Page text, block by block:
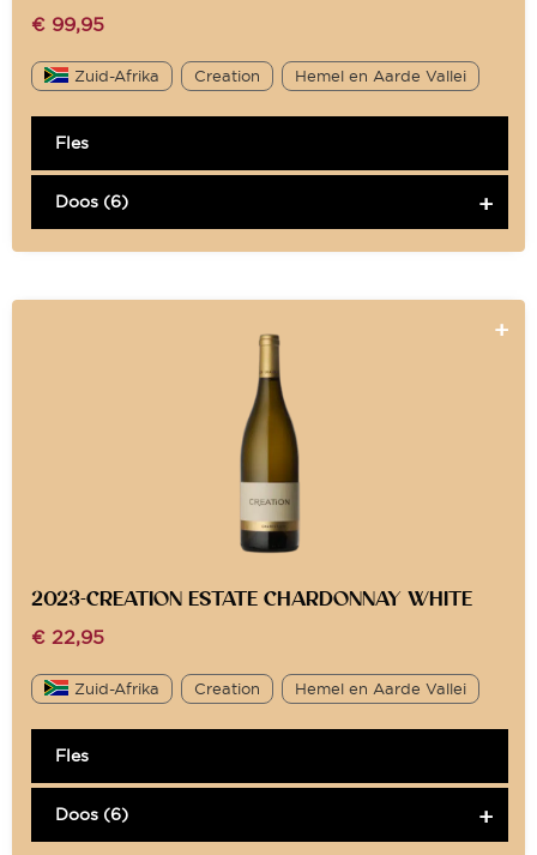
€ 99,95
Zuid-Afrika Creation Hemel en Aarde Vallei
Fles
Doos (6)
2023-CREATION ESTATE CHARDONNAY WHITE
€ 22,95
Zuid-Afrika Creation Hemel en Aarde Vallei
Fles
Doos (6)